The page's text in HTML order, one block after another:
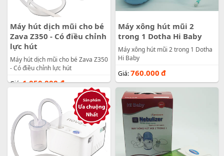
Máy hút dịch mũi cho bé
Zava Z350 - Có điều chỉnh
lực hút
Máy hút dịch mũi cho bé Zava Z350
- Có điều chỉnh lực hút
Giá:1.050.000đ
Máy xông hút mũi 2
trong 1 Dotha Hi Baby
Máy xông hút mũi 2 trong 1 Dotha
Hi Baby
Giá:760.000 đ